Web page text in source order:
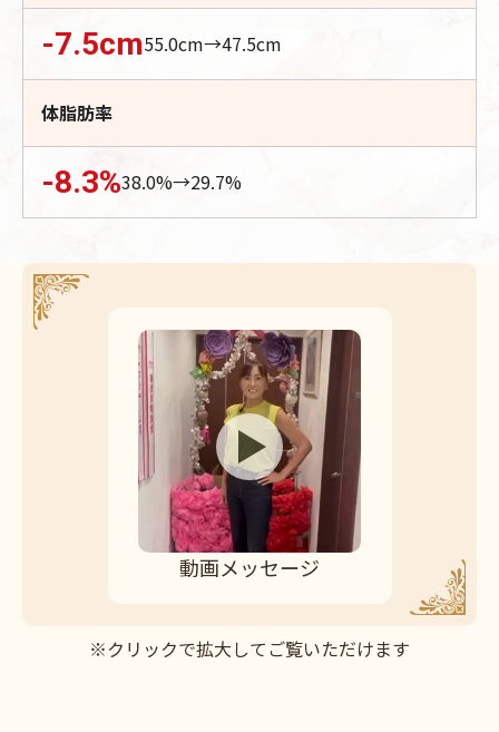
-7.5cm55.0cm→47.5cm
体脂肪率
-8.3%38.0%→29.7%
動画メッセージ
※クリックで拡大してご覧いただけます